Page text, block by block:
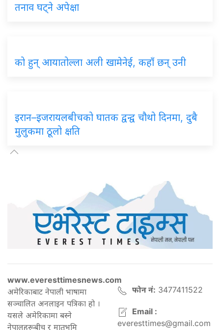
तनाव घट्ने अपेक्षा
को हुन् आयातोल्ला अली खामेनेई, कहाँ छन् उनी
इरान–इजरायलबीचको घातक द्वन्द्व चौथो दिनमा, दुबै
मुलुकमा ठूलो क्षति
www.everesttimesnews.com
अमेरिकाबाट नेपाली भाषामा
सञ्चालित अनलाइन पत्रिका हो ।
यसले अमेरिकामा बस्ने
नेपालहरूबीच र मातृभूमि
फोन नं: 3477411522
Email :
everesttimes@gmail.com